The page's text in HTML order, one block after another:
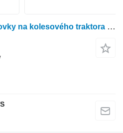
Ozubené koleso prevodovky na kolesového traktora John Deere 6200